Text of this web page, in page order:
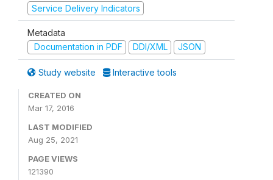
Service Delivery Indicators
Metadata
Documentation in PDF
DDI/XML JSON
Study website Interactive tools
CREATED ON
Mar 17, 2016
LAST MODIFIED
Aug 25, 2021
PAGE VIEWS
121390